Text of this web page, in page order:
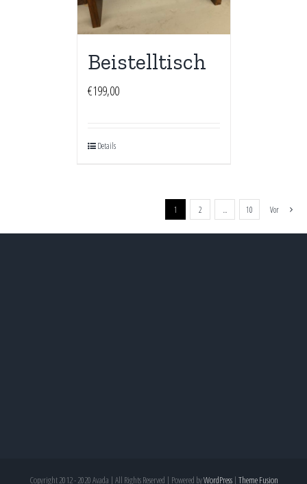
Beistelltisch
€199,00
Details
1 2 … 10 Vor
Copyright 2012 - 2020 Avada | All Rights Reserved | Powered byWordPress| Theme Fusion